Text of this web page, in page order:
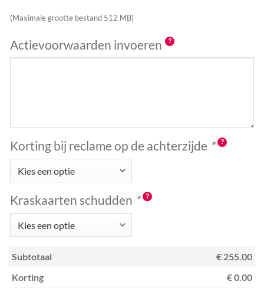
(Maximale grootte bestand 512 MB)
Actievoorwaarden invoeren
Korting bij reclame op de achterzijde *
Kraskaarten schudden *
Subtotaal
€ 255.00
Korting
€ 0.00